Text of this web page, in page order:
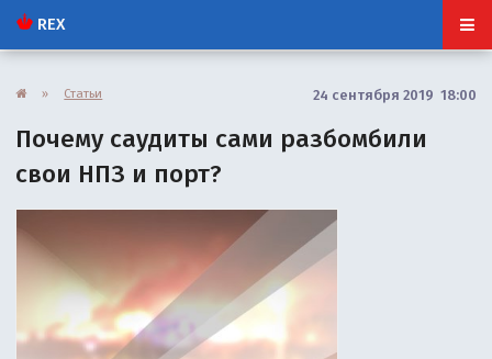
REX
» Статьи 24 сентября 2019 18:00
Почему саудиты сами разбомбили
свои НПЗ и порт?